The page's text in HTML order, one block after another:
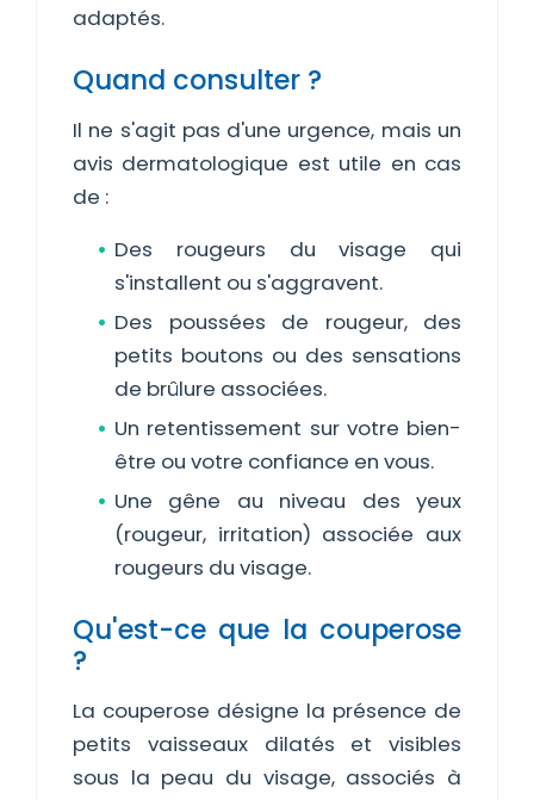
adaptés.
Quand consulter ?
Il ne s'agit pas d'une urgence, mais un
avis dermatologique est utile en cas
de :
Des rougeurs du visage qui
s'installent ou s'aggravent.
Des poussées de rougeur, des
petits boutons ou des sensations
de brûlure associées.
Un retentissement sur votre bien-
être ou votre confiance en vous.
Une gêne au niveau des yeux
(rougeur, irritation) associée aux
rougeurs du visage.
Qu'est-ce que la couperose
?
La couperose désigne la présence de
petits vaisseaux dilatés et visibles
sous la peau du visage, associés à